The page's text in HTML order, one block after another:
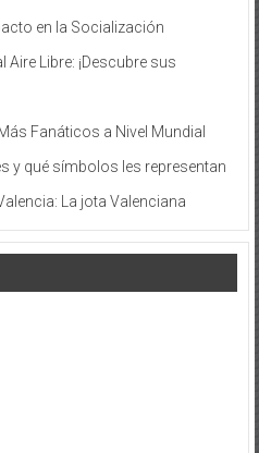
en la Socialización
Libre: ¡Descubre sus
Fanáticos a Nivel Mundial
y qué símbolos les representan
La jota Valenciana